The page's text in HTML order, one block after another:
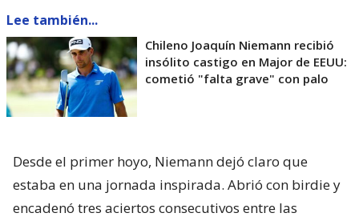
Lee también...
Chileno Joaquín Niemann recibió
insólito castigo en Major de EEUU:
cometió "falta grave" con palo
Desde el primer hoyo, Niemann dejó claro que
estaba en una jornada inspirada. Abrió con birdie y
encadenó tres aciertos consecutivos entre las